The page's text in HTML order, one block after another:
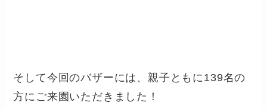
そして今回のバザーには、親子ともに139名の
方にご来園いただきました！